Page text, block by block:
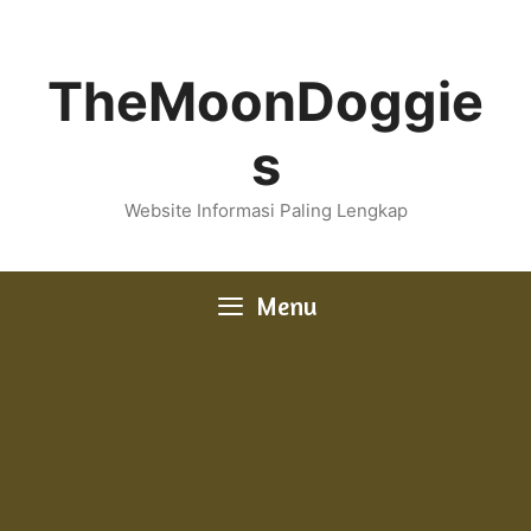
TheMoonDoggie
s
Website Informasi Paling Lengkap
Menu